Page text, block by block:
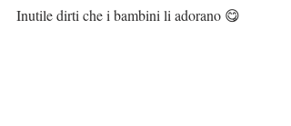
Inutile dirti che i bambini li adorano 😋